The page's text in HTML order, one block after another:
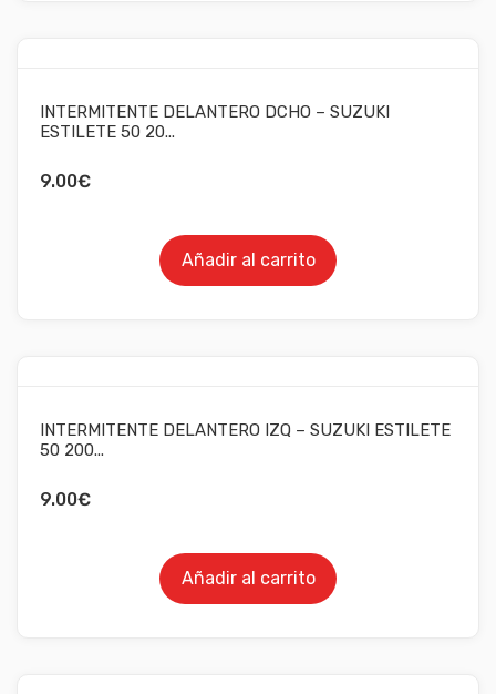
INTERMITENTE DELANTERO DCHO – SUZUKI
ESTILETE 50 20...
9.00€
Añadir al carrito
INTERMITENTE DELANTERO IZQ – SUZUKI ESTILETE
50 200...
9.00€
Añadir al carrito